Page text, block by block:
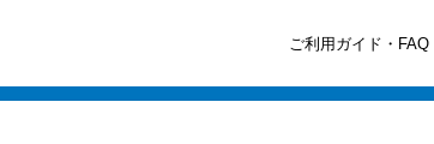
ご利用ガイド・FAQ